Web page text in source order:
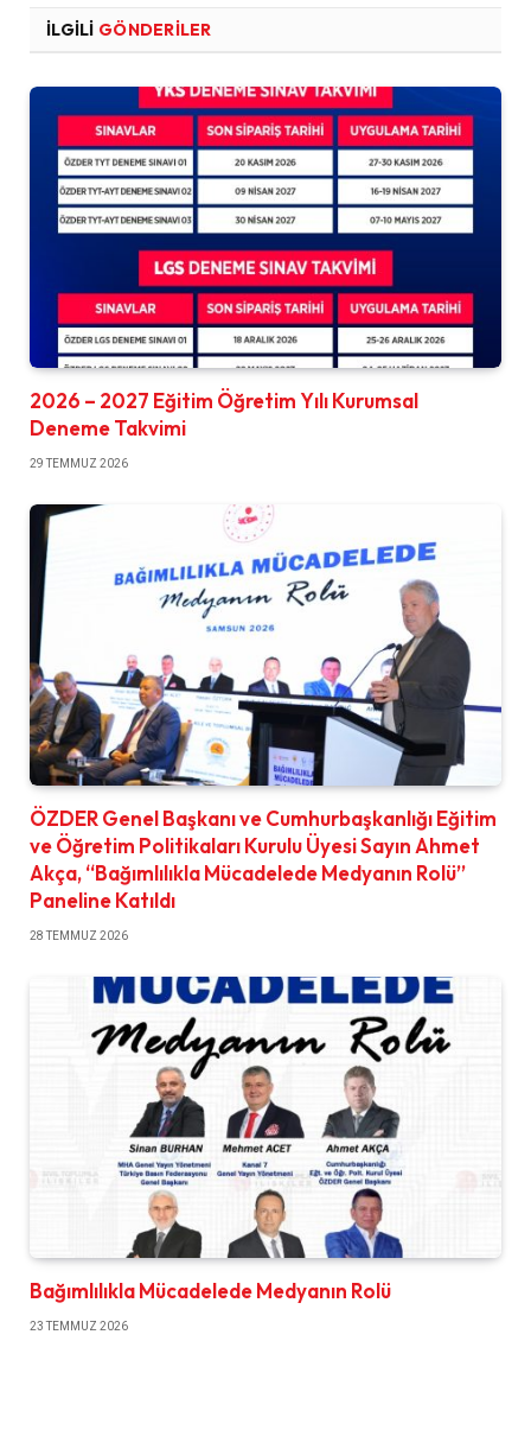
İLGILI GÖNDERILER
2026 – 2027 Eğitim Öğretim Yılı Kurumsal
Deneme Takvimi
29 TEMMUZ 2026
ÖZDER Genel Başkanı ve Cumhurbaşkanlığı Eğitim
ve Öğretim Politikaları Kurulu Üyesi Sayın Ahmet
Akça, “Bağımlılıkla Mücadelede Medyanın Rolü”
Paneline Katıldı
28 TEMMUZ 2026
Bağımlılıkla Mücadelede Medyanın Rolü
23 TEMMUZ 2026